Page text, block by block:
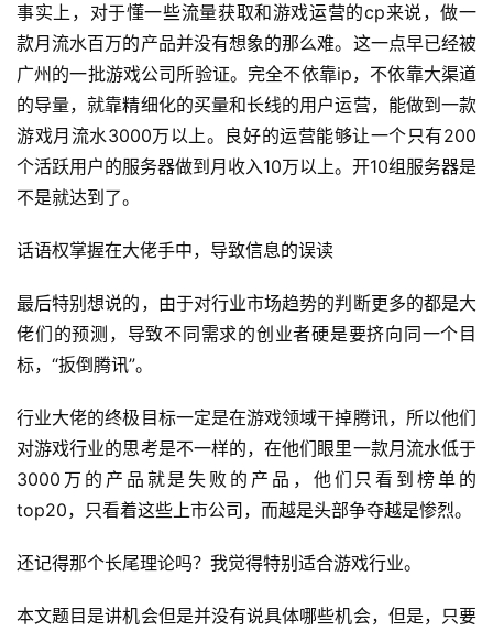
休
闲
游
戏
2
0
5
十
三
届
茶
奖
月
3
事实上，对于懂一些流量获取和游戏运营的cp来说，做一
款月流水百万的产品并没有想象的那么难。这一点早已经被
广州的一批游戏公司所验证。完全不依靠ip，不依靠大渠道
的导量，就靠精细化的买量和长线的用户运营，能做到一款
游戏月流水3000万以上。良好的运营能够让一个只有200
个活跃用户的服务器做到月收入10万以上。开10组服务器是
不是就达到了。
话语权掌握在大佬手中，导致信息的误读
最后特别想说的，由于对行业市场趋势的判断更多的都是大
佬们的预测，导致不同需求的创业者硬是要挤向同一个目
标，“扳倒腾讯”。
行业大佬的终极目标一定是在游戏领域干掉腾讯，所以他们
对游戏行业的思考是不一样的，在他们眼里一款月流水低于
3000万的产品就是失败的产品，他们只看到榜单的
top20，只看着这些上市公司，而越是头部争夺越是惨烈。
还记得那个长尾理论吗？我觉得特别适合游戏行业。
本文题目是讲机会但是并没有说具体哪些机会，但是，只要